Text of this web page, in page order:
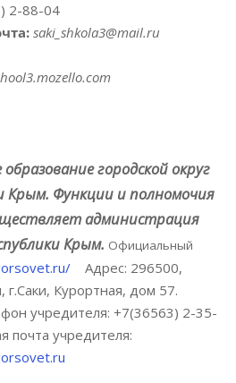
2-88-04
saki_shkola3@mail.ru
городской округ
Крым. Функции и полномочия
администрация
Крым. Официальный
Адрес: 296500,
г.Саки, Курортная, дом 57.
учредителя: +7(36563) 2-35-
учредителя: